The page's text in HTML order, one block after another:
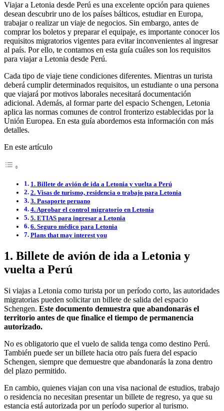
Viajar a Letonia desde Perú es una excelente opción para quienes
desean descubrir uno de los países bálticos, estudiar en Europa,
trabajar o realizar un viaje de negocios. Sin embargo, antes de
comprar los boletos y preparar el equipaje, es importante conocer los
requisitos migratorios vigentes para evitar inconvenientes al ingresar
al país. Por ello, te contamos en esta guía cuáles son los requisitos
para viajar a Letonia desde Perú.
Cada tipo de viaje tiene condiciones diferentes. Mientras un turista
deberá cumplir determinados requisitos, un estudiante o una persona
que viajará por motivos laborales necesitará documentación
adicional. Además, al formar parte del espacio Schengen, Letonia
aplica las normas comunes de control fronterizo establecidas por la
Unión Europea. En esta guía abordemos esta información con más
detalles.
En este artículo
1. Billete de avión de ida a Letonia y vuelta a Perú
2. Visas de turismo, residencia o trabajo para Letonia
3. Pasaporte peruano
4. Aprobar el control migratorio en Letonia
5. ETIAS para ingresar a Letonia
6. Seguro médico para Letonia
Plans that may interest you
1. Billete de avión de ida a Letonia y
vuelta a Perú
Si viajas a Letonia como turista por un período corto, las autoridades
migratorias pueden solicitar un billete de salida del espacio
Schengen. Este documento demuestra que abandonarás el
territorio antes de que finalice el tiempo de permanencia
autorizado.
No es obligatorio que el vuelo de salida tenga como destino Perú.
También puede ser un billete hacia otro país fuera del espacio
Schengen, siempre que demuestre que abandonarás la zona dentro
del plazo permitido.
En cambio, quienes viajan con una visa nacional de estudios, trabajo
o residencia no necesitan presentar un billete de regreso, ya que su
estancia está autorizada por un período superior al turismo.